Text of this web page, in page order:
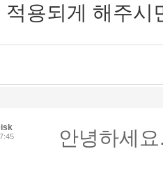
적용되게 해주시
안녕하세